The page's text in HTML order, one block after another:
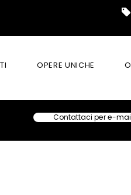
OPERE UNICHE
Contattaci per e-